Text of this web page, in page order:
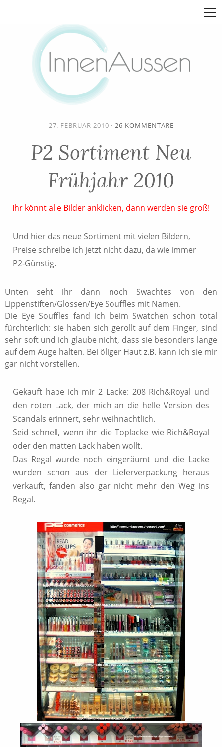
27. FEBRUAR 2010 · 26 KOMMENTARE
P2 Sortiment Neu
Frühjahr 2010
Ihr könnt alle Bilder anklicken, dann werden sie groß!
Und hier das neue Sortiment mit vielen Bildern,
Preise schreibe ich jetzt nicht dazu, da wie immer
P2-Günstig.
Unten seht ihr dann noch Swachtes von den
Lippenstiften/Glossen/Eye Souffles mit Namen.
Die Eye Souffles fand ich beim Swatchen schon total
fürchterlich: sie haben sich gerollt auf dem Finger, sind
sehr soft und ich glaube nicht, dass sie besonders lange
auf dem Auge halten. Bei öliger Haut z.B. kann ich sie mir
gar nicht vorstellen.
Gekauft habe ich mir 2 Lacke: 208 Rich&Royal und
den roten Lack, der mich an die helle Version des
Scandals erinnert, sehr weihnachtlich.
Seid schnell, wenn ihr die Toplacke wie Rich&Royal
oder den matten Lack haben wollt.
Das Regal wurde noch eingeräumt und die Lacke
wurden schon aus der Lieferverpackung heraus
verkauft, fanden also gar nicht mehr den Weg ins
Regal.